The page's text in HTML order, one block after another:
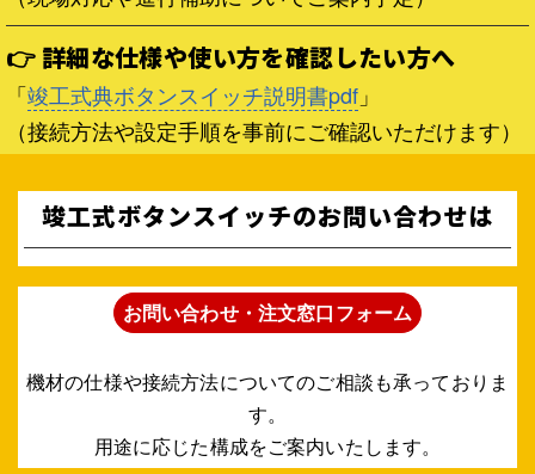
👉 詳細な仕様や使い方を確認したい方へ
「竣工式典ボタンスイッチ説明書pdf 」
（接続方法や設定手順を事前にご確認いただけます）
竣工式ボタンスイッチのお問い合わせは
お問い合わせ・注文窓口フォーム
機材の仕様や接続方法についてのご相談も承っておりま
す。
用途に応じた構成をご案内いたします。